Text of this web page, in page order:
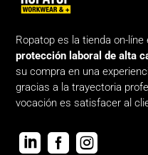
Ropatop es la tienda on-
protección laboral de alta
su compra en una
gracias a la trayectoria
vocación es satisfacer al
  